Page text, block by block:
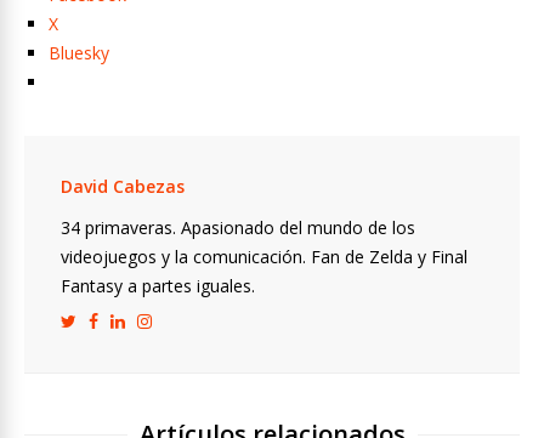
X
Bluesky
David Cabezas
34 primaveras. Apasionado del mundo de los
videojuegos y la comunicación. Fan de Zelda y Final
Fantasy a partes iguales.